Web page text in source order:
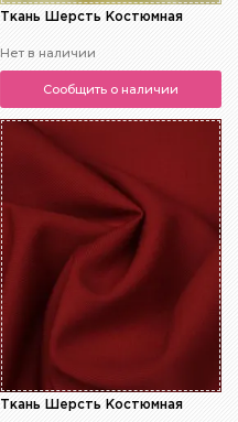
Ткань Шерсть Костюмная
Нет в наличии
Сообщить о наличии
Ткань Шерсть Костюмная